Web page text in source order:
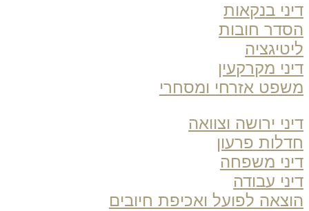
בנקאות
חובות
מקרקעין
אזרחי ומסחרי
ירושה וצוואה
פרעון
משפחה
עבודה
לפועל ואכיפת חיובים